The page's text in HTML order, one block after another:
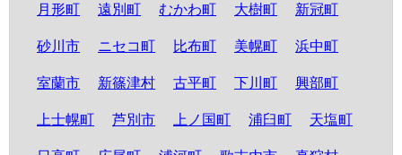
月形町 遠別町 むかわ町 大樹町 新冠町
砂川市 ニセコ町 比布町 美幌町 浜中町
室蘭市 新篠津村 古平町 下川町 興部町
上士幌町 芦別市 上ノ国町 浦臼町 天塩町